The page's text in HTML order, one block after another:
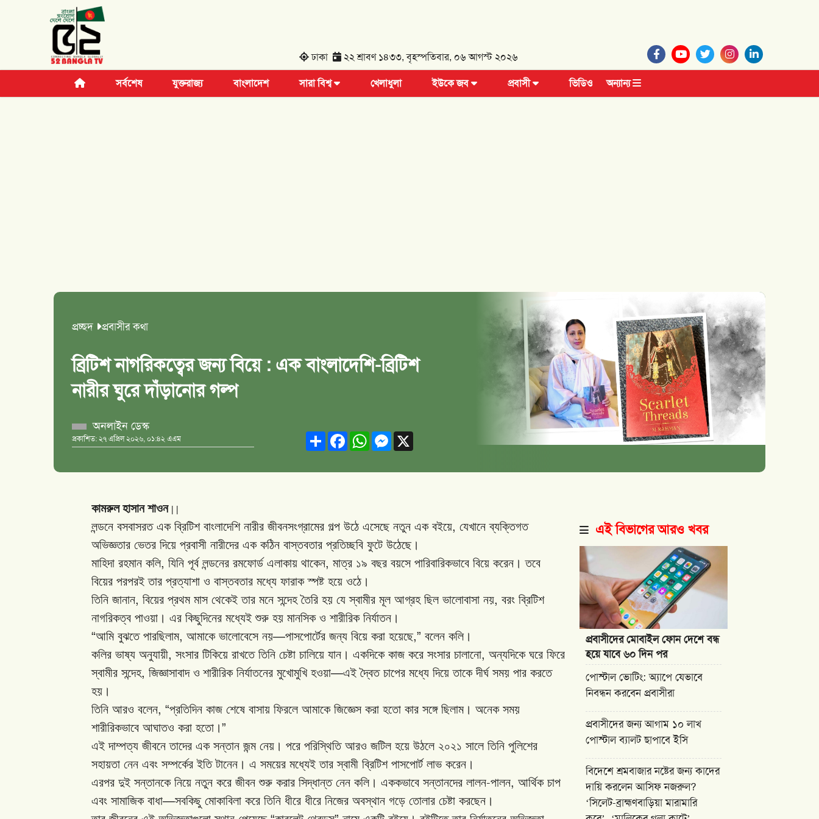
ঢাকা ২২ শ্রাবণ ১৪৩৩, বৃহস্পতিবার, ০৬ আগস্ট ২০২৬
সর্বশেষ যুক্তরাজ্য বাংলাদেশ সারা বিশ্ব খেলাধুলা ইউকে জব প্রবাসী ভিডিও অন্যান্য
প্রচ্ছদ প্রবাসীর কথা
ব্রিটিশ নাগরিকত্বের জন্য বিয়ে : এক বাংলাদেশি-ব্রিটিশ
নারীর ঘুরে দাঁড়ানোর গল্প
অনলাইন ডেস্ক
প্রকাশিত: ২৭ এপ্রিল ২০২৬, ০১:৪২ এএম ShareFacebookWhatsAppMessenger
X
কামরুল হাসান শাওন | |
লন্ডনে বসবাসরত এক ব্রিটিশ বাংলাদেশি নারীর জীবনসংগ্রামের গল্প উঠে এসেছে নতুন এক বইয়ে, যেখানে ব্যক্তিগত
অভিজ্ঞতার ভেতর দিয়ে প্রবাসী নারীদের এক কঠিন বাস্তবতার প্রতিচ্ছবি ফুটে উঠেছে।
মাহিদা রহমান কলি, যিনি পূর্ব লন্ডনের রমফোর্ড এলাকায় থাকেন, মাত্র ১৯ বছর বয়সে পারিবারিকভাবে বিয়ে করেন। তবে
বিয়ের পরপরই তার প্রত্যাশা ও বাস্তবতার মধ্যে ফারাক স্পষ্ট হয়ে ওঠে।
তিনি জানান, বিয়ের প্রথম মাস থেকেই তার মনে সন্দেহ তৈরি হয় যে স্বামীর মূল আগ্রহ ছিল ভালোবাসা নয়, বরং ব্রিটিশ
নাগরিকত্ব পাওয়া। এর কিছুদিনের মধ্যেই শুরু হয় মানসিক ও শারীরিক নির্যাতন।
“আমি বুঝতে পারছিলাম, আমাকে ভালোবেসে নয়—পাসপোর্টের জন্য বিয়ে করা হয়েছে,” বলেন কলি।
কলির ভাষ্য অনুযায়ী, সংসার টিকিয়ে রাখতে তিনি চেষ্টা চালিয়ে যান। একদিকে কাজ করে সংসার চালানো, অন্যদিকে ঘরে ফিরে
স্বামীর সন্দেহ, জিজ্ঞাসাবাদ ও শারীরিক নির্যাতনের মুখোমুখি হওয়া—এই দ্বৈত চাপের মধ্যে দিয়ে তাকে দীর্ঘ সময় পার করতে
হয়।
তিনি আরও বলেন, “প্রতিদিন কাজ শেষে বাসায় ফিরলে আমাকে জিজ্ঞেস করা হতো কার সঙ্গে ছিলাম। অনেক সময়
শারীরিকভাবে আঘাতও করা হতো।”
এই দাম্পত্য জীবনে তাদের এক সন্তান জন্ম নেয়। পরে পরিস্থিতি আরও জটিল হয়ে উঠলে ২০২১ সালে তিনি পুলিশের
সহায়তা নেন এবং সম্পর্কের ইতি টানেন। এ সময়ের মধ্যেই তার স্বামী ব্রিটিশ পাসপোর্ট লাভ করেন।
এরপর দুই সন্তানকে নিয়ে নতুন করে জীবন শুরু করার সিদ্ধান্ত নেন কলি। এককভাবে সন্তানদের লালন-পালন, আর্থিক চাপ
এবং সামাজিক বাধা—সবকিছু মোকাবিলা করে তিনি ধীরে ধীরে নিজের অবস্থান গড়ে তোলার চেষ্টা করছেন।
এই বিভাগের আরও খবর
প্রবাসীদের মোবাইল ফোন দেশে বন্ধ
হয়ে যাবে ৬০ দিন পর
পোস্টাল ভোটিং: অ্যাপে যেভাবে
নিবন্ধন করবেন প্রবাসীরা
প্রবাসীদের জন্য আগাম ১০ লাখ
পোস্টাল ব্যালট ছাপাবে ইসি
বিদেশে শ্রমবাজার নষ্টের জন্য কাদের
দায়ি করলেন আসিফ নজরুল?
‘সিলেট-ব্রাহ্মণবাড়িয়া মারামারি